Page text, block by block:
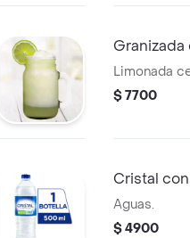
Granizada
Limonada
$ 7700
Cristal
Aguas.
$ 4900